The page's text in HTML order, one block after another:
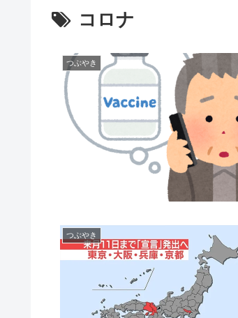
コロナ
つぶやき
つぶやき